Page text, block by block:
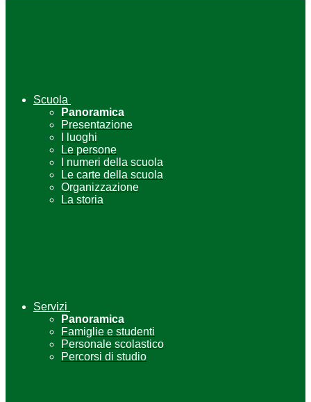
Scuola
Panoramica
Presentazione
I luoghi
Le persone
I numeri della scuola
Le carte della scuola
Organizzazione
La storia
Servizi
Panoramica
Famiglie e studenti
Personale scolastico
Percorsi di studio